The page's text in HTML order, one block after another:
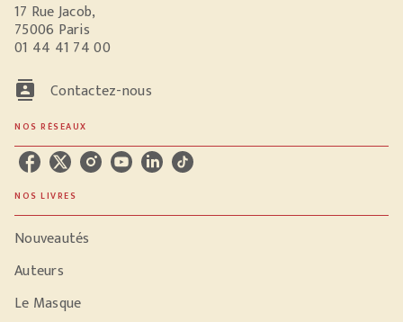
17 Rue Jacob,
75006 Paris
01 44 41 74 00
contacts Contactez-nous
NOS RÉSEAUX
NOS LIVRES
Nouveautés
Auteurs
Le Masque